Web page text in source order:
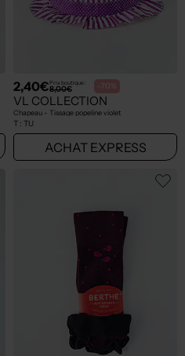
2,40€Prix boutique :
8,00€ -70%
VL COLLECTION
Chapeau - Tissage popeline violet
T : TU
ACHAT EXPRESS